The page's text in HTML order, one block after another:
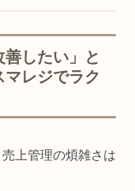
したい」と
レジでラク
上管理の煩雑さは